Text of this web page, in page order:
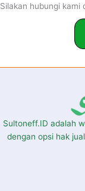
Silakan hubungi kami
Sultoneff.ID adalah
dengan opsi hak